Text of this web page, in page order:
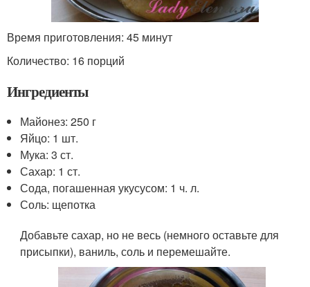
Время приготовления: 45 минут
Количество: 16 порций
Ингредиенты
Майонез: 250 г
Яйцо: 1 шт.
Мука: 3 ст.
Сахар: 1 ст.
Сода, погашенная укусусом: 1 ч. л.
Соль: щепотка
Добавьте сахар, но не весь (немного оставьте для
присыпки), ваниль, соль и перемешайте.